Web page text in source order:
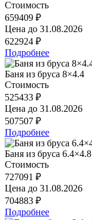
Стоимость
659409 ₽
Цена до 31.08.2026
622924 ₽
Подробнее
Баня из бруса 8×4.4
Стоимость
525433 ₽
Цена до 31.08.2026
507507 ₽
Подробнее
Баня из бруса 6.4×4.8
Стоимость
727091 ₽
Цена до 31.08.2026
704883 ₽
Подробнее